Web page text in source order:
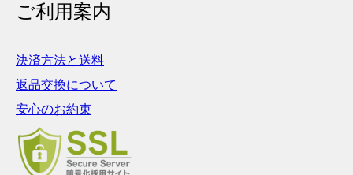
ご利用案内
決済方法と送料
返品交換について
安心のお約束